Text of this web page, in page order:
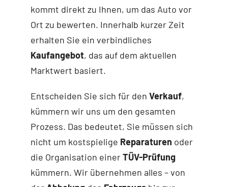
kommt direkt zu Ihnen, um das Auto vor
Ort zu bewerten. Innerhalb kurzer Zeit
erhalten Sie ein verbindliches
Kaufangebot, das auf dem aktuellen
Marktwert basiert.
Entscheiden Sie sich für den Verkauf,
kümmern wir uns um den gesamten
Prozess. Das bedeutet, Sie müssen sich
nicht um kostspielige Reparaturen oder
die Organisation einerTÜV-Prüfung
kümmern. Wir übernehmen alles – von